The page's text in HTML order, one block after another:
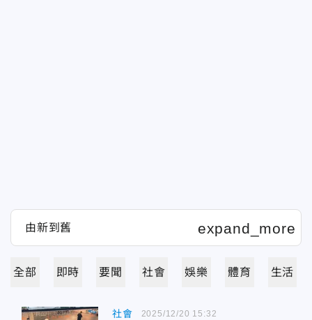
全部 即時 要聞 社會 娛樂 體育 生活
社會 2025/12/20 15:32